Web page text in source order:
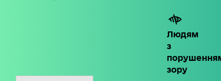
Людям
з
зору